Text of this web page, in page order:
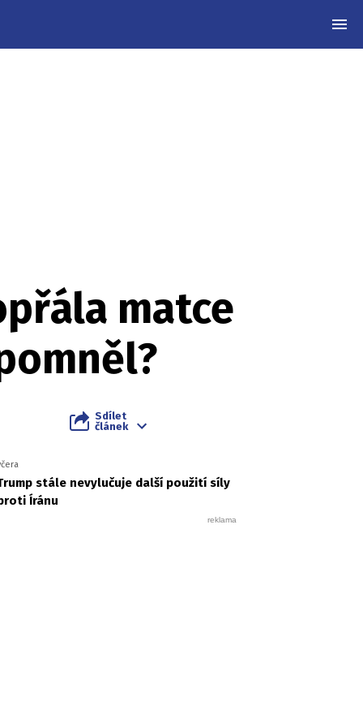
matce
Sdílet
článek
stále nevylučuje další použití síly
Íránu